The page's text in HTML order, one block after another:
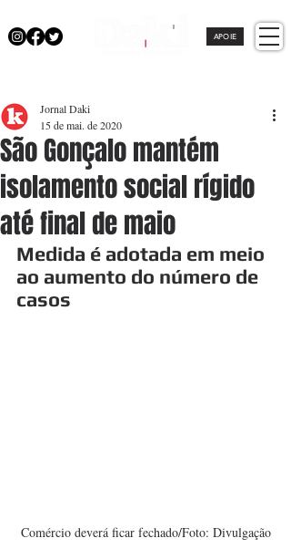
APOIE
São Gonçalo mantém
isolamento social rígido
até final de maio
Jornal Daki
15 de mai. de 2020
Medida é adotada em meio
ao aumento do número de
casos
Comércio deverá ficar fechado/Foto: Divulgação